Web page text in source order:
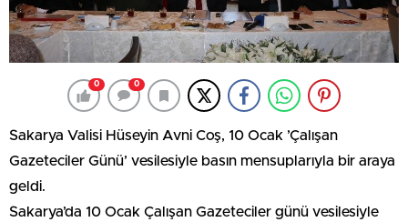
0 0
Sakarya Valisi Hüseyin Avni Coş, 10 Ocak ’Çalışan
Gazeteciler Günü’ vesilesiyle basın mensuplarıyla bir araya
geldi.
Sakarya’da 10 Ocak Çalışan Gazeteciler günü vesilesiyle